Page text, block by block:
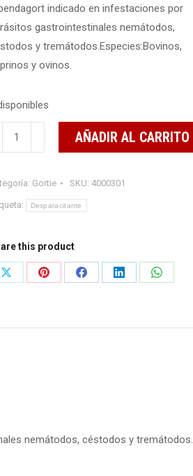
indicado en infestaciones por
gastrointestinales nemátodos,
y tremátodos.Especies:Bovinos,
y ovinos.
AÑADIR AL CARRITO
Gortie SKU: 4000301
Desparacitante
this product
Share
Share
Share
Share
Share
nemátodos, céstodos y tremátodos.